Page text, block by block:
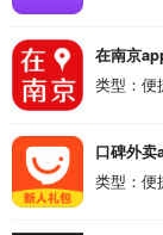
在南京
类型：便
口碑外
类型：便